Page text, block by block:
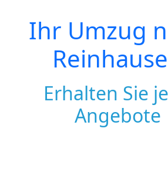
Ihr Umzug
Erhalten Sie
Angebote